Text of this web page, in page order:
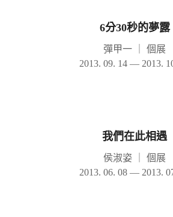
6分30秒的夢露
彈甲一
個展
2013. 09. 14 — 2013.
我們在此相遇
侯淑姿
個展
2013. 06. 08 — 2013.